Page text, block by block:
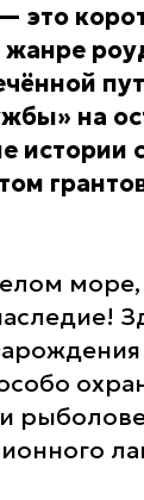
это
на
истории
и